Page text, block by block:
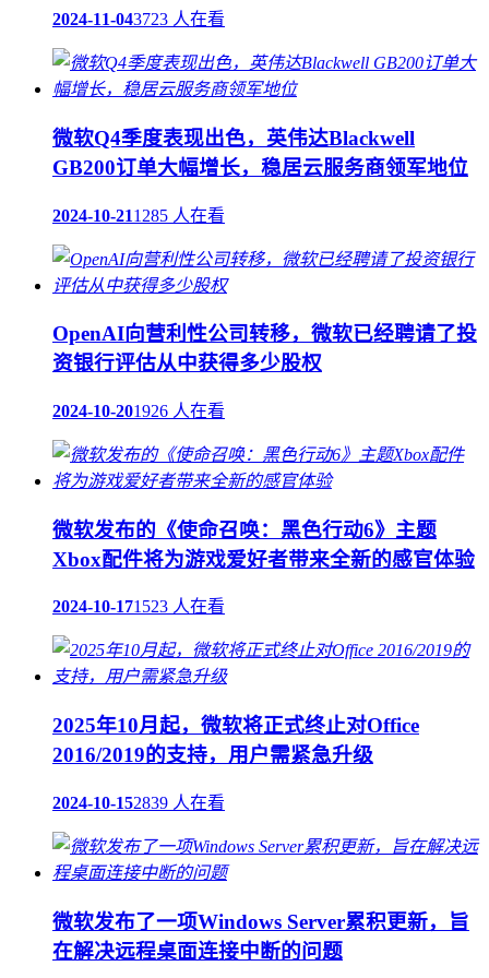
2024-11-043723 人在看
微软Q4季度表现出色，英伟达Blackwell
GB200订单大幅增长，稳居云服务商领军地位
2024-10-211285 人在看
OpenAI向营利性公司转移，微软已经聘请了投
资银行评估从中获得多少股权
2024-10-201926 人在看
微软发布的《使命召唤：黑色行动6》主题
Xbox配件将为游戏爱好者带来全新的感官体验
2024-10-171523 人在看
2025年10月起，微软将正式终止对Office
2016/2019的支持，用户需紧急升级
2024-10-152839 人在看
微软发布了一项Windows Server累积更新，旨
在解决远程桌面连接中断的问题